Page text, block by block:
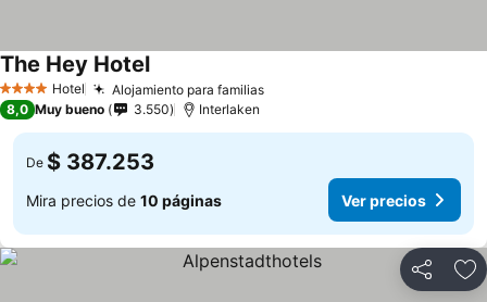
4 EstrellasHotel Alojamiento para familias
The Hey Hotel
8,0 Muy bueno 3.550 Interlaken
De $ 387.253
Mira precios de 10 páginas Ver precios
Compartir